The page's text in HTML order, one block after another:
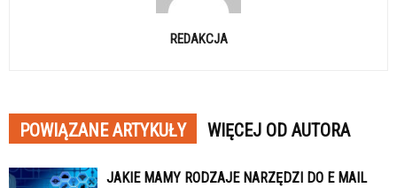
REDAKCJA
POWIĄZANE ARTYKUŁY WIĘCEJ OD AUTORA
JAKIE MAMY RODZAJE NARZĘDZI DO E MAIL